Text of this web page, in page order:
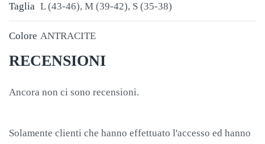
Taglia L (43-46), M (39-42), S (35-38)
Colore ANTRACITE
RECENSIONI
Ancora non ci sono recensioni.
Solamente clienti che hanno effettuato l'accesso ed hanno